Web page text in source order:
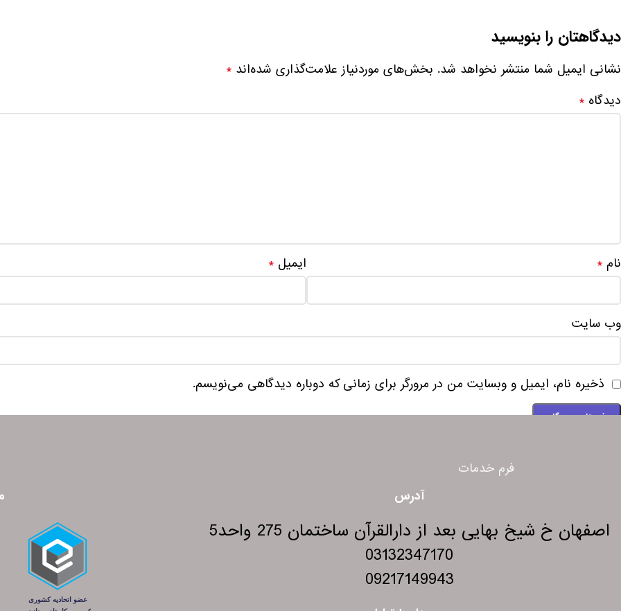
دیدگاهتان را بنویسید
نشانی ایمیل شما منتشر نخواهد شد. بخش‌های موردنیاز علامت‌گذاری شده‌اند *
دیدگاه *
نام * ایمیل*
وب‌ سایت
ذخیره نام، ایمیل و وبسایت من در مرورگر برای زمانی که دوباره دیدگاهی می‌نویسم.
فرم خدمات
آدرس
اصفهان خ شیخ بهایی بعد از دارالقرآن ساختمان 275 واحد5
03132347170
09217149943